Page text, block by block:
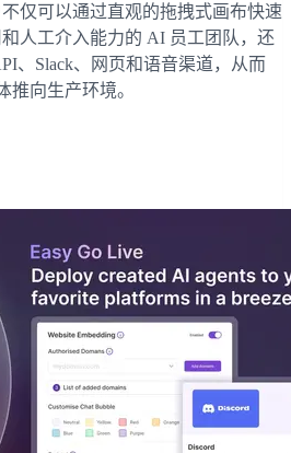
仅可以通过直观的拖拽式画布快速
人工介入能力的 AI 员工团队，还
、Slack、网页和语音渠道，从而
推向生产环境。